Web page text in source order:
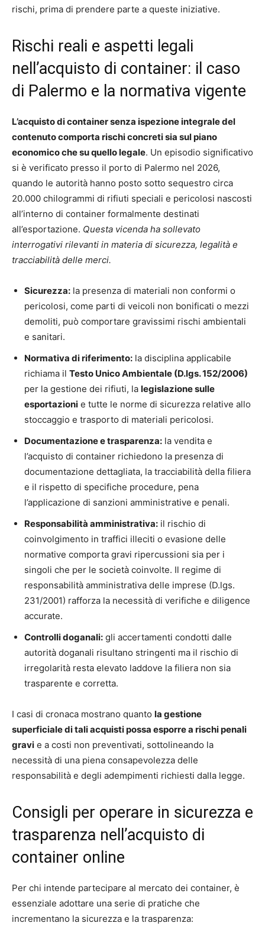
rischi, prima di prendere parte a queste iniziative.
Rischi reali e aspetti legali
nell’acquisto di container: il caso
di Palermo e la normativa vigente
L’acquisto di container senza ispezione integrale del
contenuto comporta rischi concreti sia sul piano
economico che su quello legale. Un episodio significativo
si è verificato presso il porto di Palermo nel 2026,
quando le autorità hanno posto sotto sequestro circa
20.000 chilogrammi di rifiuti speciali e pericolosi nascosti
all’interno di container formalmente destinati
all’esportazione. Questa vicenda ha sollevato
interrogativi rilevanti in materia di sicurezza, legalità e
tracciabilità delle merci.
Sicurezza: la presenza di materiali non conformi o
pericolosi, come parti di veicoli non bonificati o mezzi
demoliti, può comportare gravissimi rischi ambientali
e sanitari.
Normativa di riferimento: la disciplina applicabile
richiama il Testo Unico Ambientale (D.lgs. 152/2006)
per la gestione dei rifiuti, la legislazione sulle
esportazioni e tutte le norme di sicurezza relative allo
stoccaggio e trasporto di materiali pericolosi.
Documentazione e trasparenza: la vendita e
l’acquisto di container richiedono la presenza di
documentazione dettagliata, la tracciabilità della filiera
e il rispetto di specifiche procedure, pena
l’applicazione di sanzioni amministrative e penali.
Responsabilità amministrativa: il rischio di
coinvolgimento in traffici illeciti o evasione delle
normative comporta gravi ripercussioni sia per i
singoli che per le società coinvolte. Il regime di
responsabilità amministrativa delle imprese (D.lgs.
231/2001) rafforza la necessità di verifiche e diligence
accurate.
Controlli doganali: gli accertamenti condotti dalle
autorità doganali risultano stringenti ma il rischio di
irregolarità resta elevato laddove la filiera non sia
trasparente e corretta.
I casi di cronaca mostrano quanto la gestione
superficiale di tali acquisti possa esporre a rischi penali
gravi e a costi non preventivati, sottolineando la
necessità di una piena consapevolezza delle
responsabilità e degli adempimenti richiesti dalla legge.
Consigli per operare in sicurezza e
trasparenza nell’acquisto di
container online
Per chi intende partecipare al mercato dei container, è
essenziale adottare una serie di pratiche che
incrementano la sicurezza e la trasparenza: